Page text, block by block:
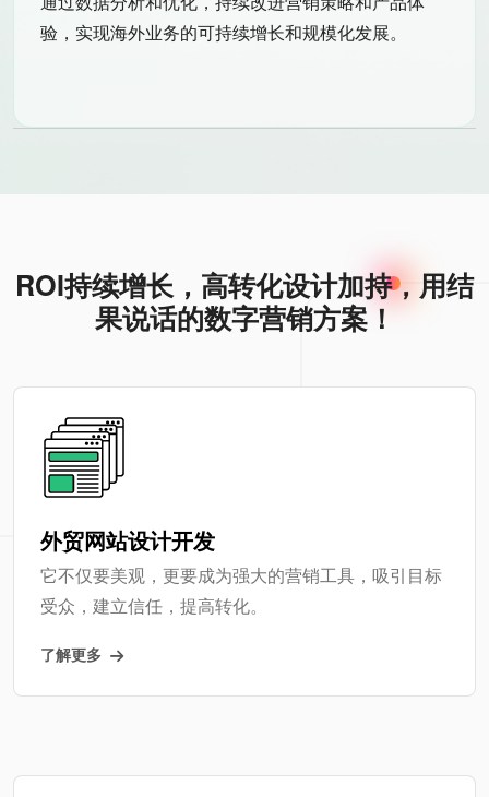
验，实现海外业务的可持续增长和规模化发展。
ROI持续增长，高转化设计加持，用结
果说话的数字营销方案！
外贸网站设计开发
它不仅要美观，更要成为强大的营销工具，吸引目标
受众，建立信任，提高转化。
了解更多